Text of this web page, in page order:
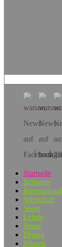
Startseite
Schweiz
International
Wirtschaft
Sport
Leben
Spass
Digital
Wissen